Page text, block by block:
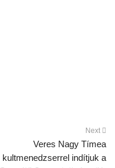
Next
Veres Nagy Tímea
kultmenedzserrel indítjuk a